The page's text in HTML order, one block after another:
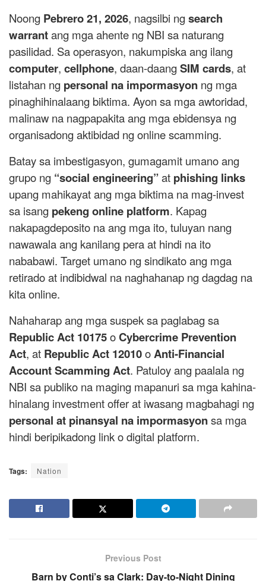
Noong Pebrero 21, 2026, nagsilbi ngsearch
warrantang mga ahente ng NBI sa naturang
pasilidad. Sa operasyon, nakumpiska ang ilang
computer, cellphone, daan-daangSIM cards, at
listahan ng personal na impormasyon ng mga
pinaghihinalaang biktima. Ayon sa mga awtoridad,
malinaw na nagpapakita ang mga ebidensya ng
organisadong aktibidad ng online scamming.
Batay sa imbestigasyon, gumagamit umano ang
grupo ng “social engineering”at phishing links
upang mahikayat ang mga biktima na mag-invest
sa isang pekeng online platform. Kapag
nakapagdeposito na ang mga ito, tuluyan nang
nawawala ang kanilang pera at hindi na ito
nababawi. Target umano ng sindikato ang mga
retirado at indibidwal na naghahanap ng dagdag na
kita online.
Nahaharap ang mga suspek sa paglabag sa
Republic Act 10175oCybercrime Prevention
Act, at Republic Act 12010oAnti-Financial
Account Scamming Act. Patuloy ang paalala ng
NBI sa publiko na maging mapanuri sa mga kahina-
hinalang investment offer at iwasang magbahagi ng
personal at pinansyal na impormasyonsa mga
hindi beripikadong link o digital platform.
Tags: Nation
Previous Post
Barn by Conti’s sa Clark: Day-to-Night Dining